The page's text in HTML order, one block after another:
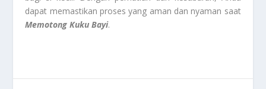
dapat memastikan proses yang aman dan nyaman saat
Memotong Kuku Bayi.